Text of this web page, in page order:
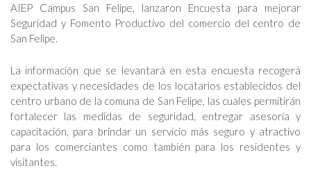
AIEP Campus San Felipe, lanzaron Encuesta para mejorar
Seguridad y Fomento Productivo del comercio del centro de
San Felipe.
La información que se levantará en esta encuesta recogerá
expectativas y necesidades de los locatarios establecidos del
centro urbano de la comuna de San Felipe, las cuales permitirán
fortalecer las medidas de seguridad, entregar asesoría y
capacitación, para brindar un servicio más seguro y atractivo
para los comerciantes como también para los residentes y
visitantes.